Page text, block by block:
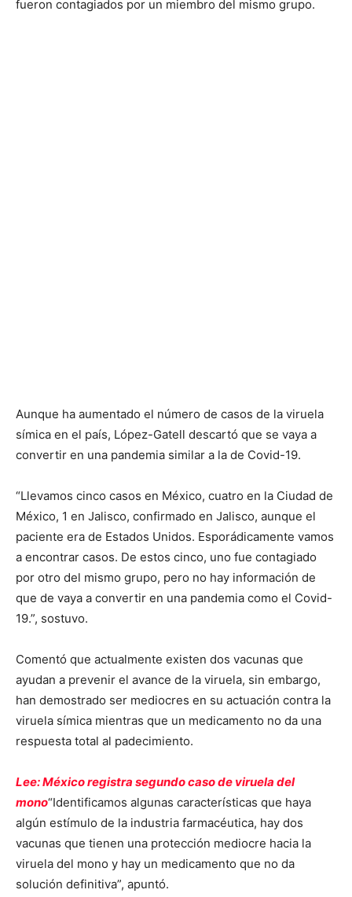
fueron contagiados por un miembro del mismo grupo.
Aunque ha aumentado el número de casos de la viruela
símica en el país, López-Gatell descartó que se vaya a
convertir en una pandemia similar a la de Covid-19.
“Llevamos cinco casos en México, cuatro en la Ciudad de
México, 1 en Jalisco, confirmado en Jalisco, aunque el
paciente era de Estados Unidos. Esporádicamente vamos
a encontrar casos. De estos cinco, uno fue contagiado
por otro del mismo grupo, pero no hay información de
que de vaya a convertir en una pandemia como el Covid-
19.”, sostuvo.
Comentó que actualmente existen dos vacunas que
ayudan a prevenir el avance de la viruela, sin embargo,
han demostrado ser mediocres en su actuación contra la
viruela símica mientras que un medicamento no da una
respuesta total al padecimiento.
Lee: México registra segundo caso de viruela del
mono“Identificamos algunas características que haya
algún estímulo de la industria farmacéutica, hay dos
vacunas que tienen una protección mediocre hacia la
viruela del mono y hay un medicamento que no da
solución definitiva”, apuntó.